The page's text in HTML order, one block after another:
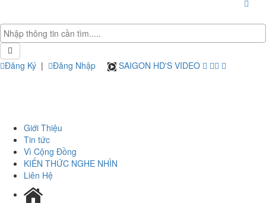
Đăng Ký | Đăng Nhập SAIGON HD'S VIDEO
Giới Thiệu
Tin tức
Vì Cộng Đồng
KIẾN THỨC NGHE NHÌN
Liên Hệ